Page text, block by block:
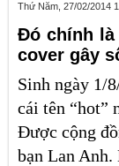
Thứ Năm, 27/02/2014
Đó chính là
cover gây
Sinh ngày 1/
cái tên “hot”
Được cộng
bạn Lan